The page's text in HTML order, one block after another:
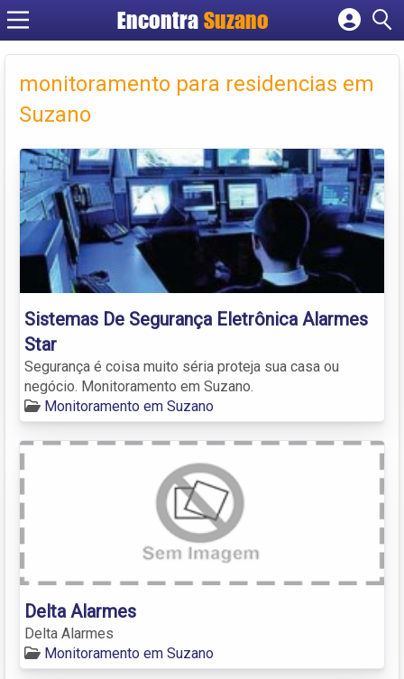
EncontraSuzano
Cadastrar empresa
Criar conta
monitoramento para residencias em
Suzano
Sistemas De Segurança Eletrônica Alarmes
Star
Segurança é coisa muito séria proteja sua casa ou
negócio. Monitoramento em Suzano.
Monitoramento em Suzano
Delta Alarmes
Delta Alarmes
Monitoramento em Suzano